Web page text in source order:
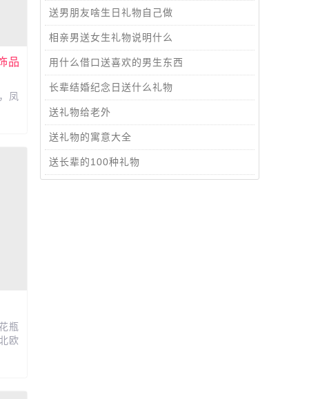
品
品
凤
瓶
欧
送男朋友啥生日礼物自己做
相亲男送女生礼物说明什么
用什么借口送喜欢的男生东西
长辈结婚纪念日送什么礼物
送礼物给老外
送礼物的寓意大全
送长辈的100种礼物